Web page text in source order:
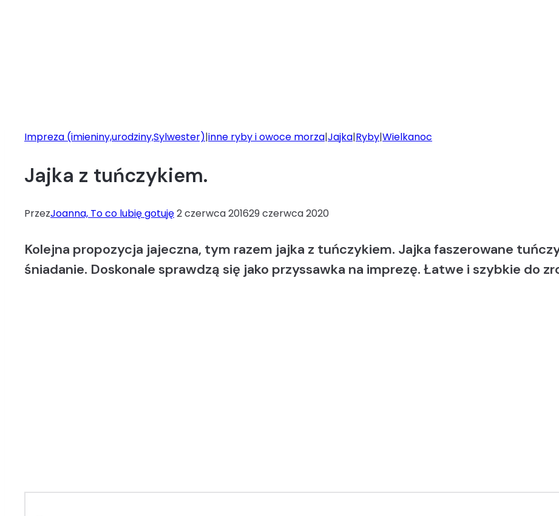
Impreza (imieniny,urodziny,Sylwester)|inne ryby i owoce morza|Jajka|Ryby|Wielkanoc
Jajka z tuńczykiem.
PrzezJoanna, To co lubię gotuję2 czerwca 201629 czerwca 2020
Kolejna propozycja jajeczna, tym razem jajka z tuńczykiem. Jajka faszerowane
śniadanie. Doskonale sprawdzą się jako przyssawka na imprezę. Łatwe i szybkie do